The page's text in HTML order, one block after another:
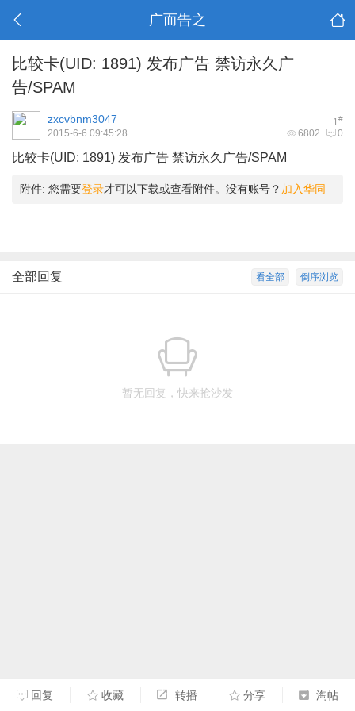
广而告之
比较卡(UID: 1891) 发布广告 禁访永久广
告/SPAM
1#
zxcvbnm3047
6802 0
2015-6-6 09:45:28
比较卡(UID: 1891) 发布广告 禁访永久广告/SPAM
附件: 您需要登录才可以下载或查看附件。没有账号？ 加入华同
倒序浏览
看全部
全部回复
暂无回复，快来抢沙发
回复 收藏 转播 分享 淘帖